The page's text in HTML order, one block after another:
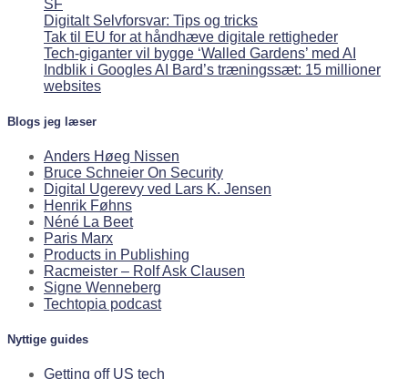
SF
Digitalt Selvforsvar: Tips og tricks
Tak til EU for at håndhæve digitale rettigheder
Tech-giganter vil bygge ‘Walled Gardens’ med AI
Indblik i Googles AI Bard’s træningssæt: 15 millioner
websites
Blogs jeg læser
Anders Høeg Nissen
Bruce Schneier On Security
Digital Ugerevy ved Lars K. Jensen
Henrik Føhns
Néné La Beet
Paris Marx
Products in Publishing
Racmeister – Rolf Ask Clausen
Signe Wenneberg
Techtopia podcast
Nyttige guides
Getting off US tech